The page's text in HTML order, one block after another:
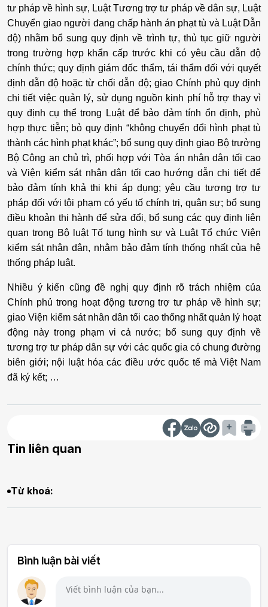
tư pháp về hình sự, Luật Tương trợ tư pháp về dân sự, Luật
Chuyển giao người đang chấp hành án phạt tù và Luật Dẫn
độ) nhằm bổ sung quy định về trình tự, thủ tục giữ người
trong trường hợp khẩn cấp trước khi có yêu cầu dẫn độ
chính thức; quy định giám đốc thẩm, tái thẩm đối với quyết
định dẫn độ hoặc từ chối dẫn độ; giao Chính phủ quy định
chi tiết việc quản lý, sử dụng nguồn kinh phí hỗ trợ thay vì
quy định cụ thể trong Luật để bảo đảm tính ổn định, phù
hợp thực tiễn; bỏ quy định “không chuyển đổi hình phạt tù
thành các hình phạt khác”; bổ sung quy định giao Bộ trưởng
Bộ Công an chủ trì, phối hợp với Tòa án nhân dân tối cao
và Viện kiểm sát nhân dân tối cao hướng dẫn chi tiết để
bảo đảm tính khả thi khi áp dụng; yêu cầu tương trợ tư
pháp đối với tội phạm có yếu tố chính trị, quân sự; bổ sung
điều khoản thi hành để sửa đổi, bổ sung các quy định liên
quan trong Bộ luật Tố tụng hình sự và Luật Tổ chức Viện
kiểm sát nhân dân, nhằm bảo đảm tính thống nhất của hệ
thống pháp luật.
Nhiều ý kiến cũng đề nghị quy định rõ trách nhiệm của
Chính phủ trong hoạt động tương trợ tư pháp về hình sự;
giao Viện kiểm sát nhân dân tối cao thống nhất quản lý hoạt
động này trong phạm vi cả nước; bổ sung quy định về
tương trợ tư pháp dân sự với các quốc gia có chung đường
biên giới; nội luật hóa các điều ước quốc tế mà Việt Nam
đã ký kết; …
Tin liên quan
Từ khoá:
Bình luận bài viết